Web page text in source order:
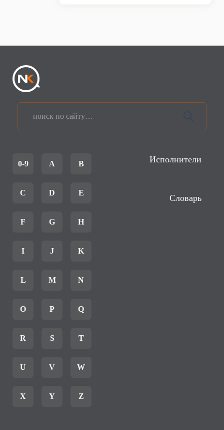
0-9 A B
C D E
F G H
I J K
L M N
O P Q
R S T
U V W
X Y Z
Исполнители
Словарь